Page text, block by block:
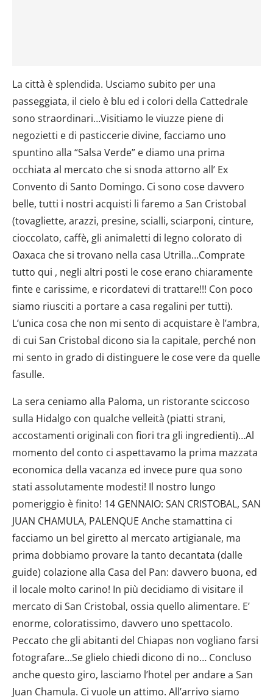
La città è splendida. Usciamo subito per una
passeggiata, il cielo è blu ed i colori della Cattedrale
sono straordinari…Visitiamo le viuzze piene di
negozietti e di pasticcerie divine, facciamo uno
spuntino alla “Salsa Verde” e diamo una prima
occhiata al mercato che si snoda attorno all’ Ex
Convento di Santo Domingo. Ci sono cose davvero
belle, tutti i nostri acquisti li faremo a San Cristobal
(tovagliette, arazzi, presine, scialli, sciarponi, cinture,
cioccolato, caffè, gli animaletti di legno colorato di
Oaxaca che si trovano nella casa Utrilla…Comprate
tutto qui , negli altri posti le cose erano chiaramente
finte e carissime, e ricordatevi di trattare!!! Con poco
siamo riusciti a portare a casa regalini per tutti).
L’unica cosa che non mi sento di acquistare è l’ambra,
di cui San Cristobal dicono sia la capitale, perché non
mi sento in grado di distinguere le cose vere da quelle
fasulle.
La sera ceniamo alla Paloma, un ristorante sciccoso
sulla Hidalgo con qualche velleità (piatti strani,
accostamenti originali con fiori tra gli ingredienti)…Al
momento del conto ci aspettavamo la prima mazzata
economica della vacanza ed invece pure qua sono
stati assolutamente modesti! Il nostro lungo
pomeriggio è finito! 14 GENNAIO: SAN CRISTOBAL, SAN
JUAN CHAMULA, PALENQUE Anche stamattina ci
facciamo un bel giretto al mercato artigianale, ma
prima dobbiamo provare la tanto decantata (dalle
guide) colazione alla Casa del Pan: davvero buona, ed
il locale molto carino! In più decidiamo di visitare il
mercato di San Cristobal, ossia quello alimentare. E’
enorme, coloratissimo, davvero uno spettacolo.
Peccato che gli abitanti del Chiapas non vogliano farsi
fotografare…Se glielo chiedi dicono di no… Concluso
anche questo giro, lasciamo l’hotel per andare a San
Juan Chamula. Ci vuole un attimo. All’arrivo siamo